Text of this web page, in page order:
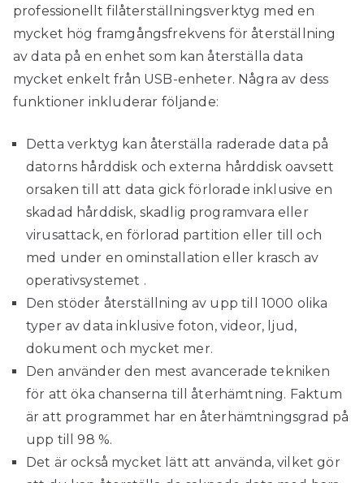
professionellt filåterställningsverktyg med en
mycket hög framgångsfrekvens för återställning
av data på en enhet som kan återställa data
mycket enkelt från USB-enheter. Några av dess
funktioner inkluderar följande:
Detta verktyg kan återställa raderade data på
datorns hårddisk och externa hårddisk oavsett
orsaken till att data gick förlorade inklusive en
skadad hårddisk, skadlig programvara eller
virusattack, en förlorad partition eller till och
med under en ominstallation eller krasch av
operativsystemet .
Den stöder återställning av upp till 1000 olika
typer av data inklusive foton, videor, ljud,
dokument och mycket mer.
Den använder den mest avancerade tekniken
för att öka chanserna till återhämtning. Faktum
är att programmet har en återhämtningsgrad på
upp till 98 %.
Det är också mycket lätt att använda, vilket gör